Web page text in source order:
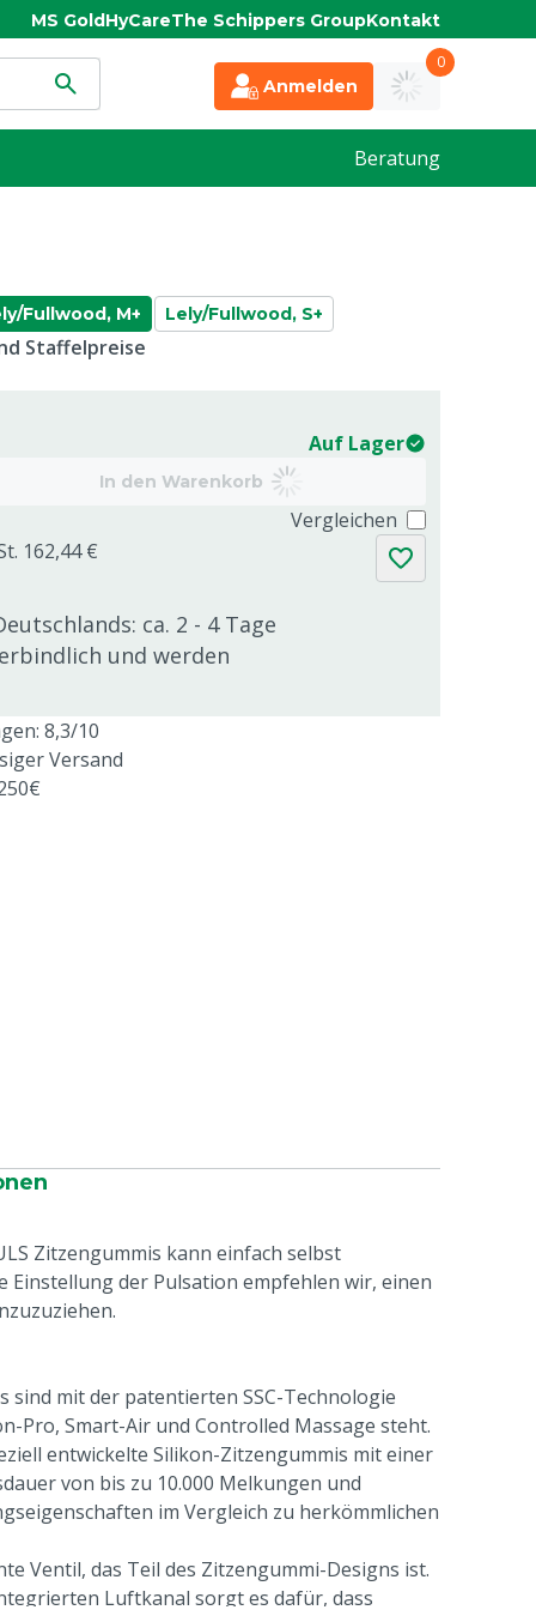
MS GoldHyCareThe Schippers GroupKontakt
Anmelden
0
Beratung
Fullwood, M+ Lely/Fullwood, S+
Auf Lager
In den Warenkorb
162,44 €
ca. 2 - 4 Tage
und werden
Vergleichen
Staffelpreise
8,3/10
Versand
Zitzengummis kann einfach selbst
Einstellung der Pulsation empfehlen wir, einen
sind mit der patentierten SSC-Technologie
Pro, Smart-Air und Controlled Massage steht.
entwickelte Silikon-Zitzengummis mit einer
von bis zu 10.000 Melkungen und
im Vergleich zu herkömmlichen
Ventil, das Teil des Zitzengummi-Designs ist.
Luftkanal sorgt es dafür, dass